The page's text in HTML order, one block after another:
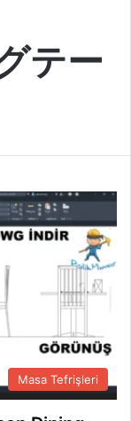
テー
Masa Tefrişleri